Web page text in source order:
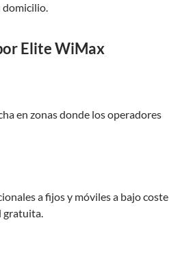
domicilio.
Elite WiMax
en zonas donde los operadores
a fijos y móviles a bajo coste
gratuita.